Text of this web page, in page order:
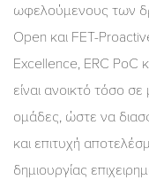
ωφελούμενους των
Open και FET-
Excellence, ERC PοC
είναι ανοικτό τόσο
ομάδες, ώστε να
και επιτυχή
δημιουργίας